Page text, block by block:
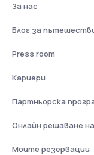
За нас
Блог за
Press room
Кариери
Партньорска
Онлайн решаване
Моите резервации